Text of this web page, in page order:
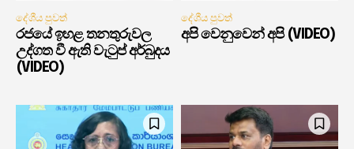
දේශීය පුවත්
රජයේ ඉහළ තනතුරුවල
උද්ගත වී ඇති වැටුප් අර්බුදය
(VIDEO)
දේශීය පුවත්
අපි වෙනුවෙන් අපි (VIDEO)